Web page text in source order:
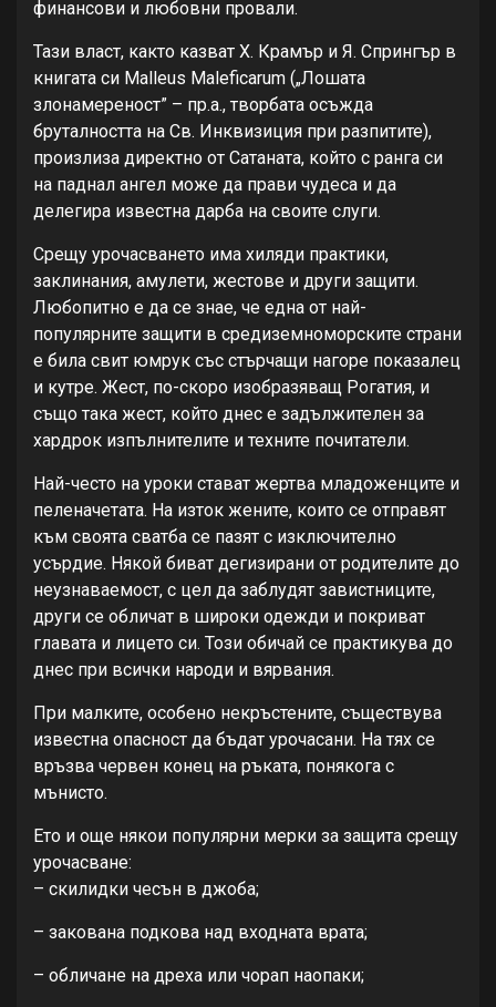
финансови и любовни провали.
Тази власт, както казват Х. Крамър и Я. Спрингър в
книгата си Malleus Maleficarum („Лошата
злонамереност” – пр.а., творбата осъжда
бруталността на Св. Инквизиция при разпитите),
произлиза директно от Сатаната, който с ранга си
на паднал ангел може да прави чудеса и да
делегира известна дарба на своите слуги.
Срещу урочасването има хиляди практики,
заклинания, амулети, жестове и други защити.
Любопитно е да се знае, че една от най-
популярните защити в средиземноморските страни
е била свит юмрук със стърчащи нагоре показалец
и кутре. Жест, по-скоро изобразяващ Рогатия, и
също така жест, който днес е задължителен за
хардрок изпълнителите и техните почитатели.
Най-често на уроки стават жертва младоженците и
пеленачетата. На изток жените, които се отправят
към своята сватба се пазят с изключително
усърдие. Някой биват дегизирани от родителите до
неузнаваемост, с цел да заблудят завистниците,
други се обличат в широки одежди и покриват
главата и лицето си. Този обичай се практикува до
днес при всички народи и вярвания.
При малките, особено некръстените, съществува
известна опасност да бъдат урочасани. На тях се
връзва червен конец на ръката, понякога с
мънисто.
Ето и още някои популярни мерки за защита срещу
урочасване:
– скилидки чесън в джоба;
– закована подкова над входната врата;
– обличане на дреха или чорап наопаки;